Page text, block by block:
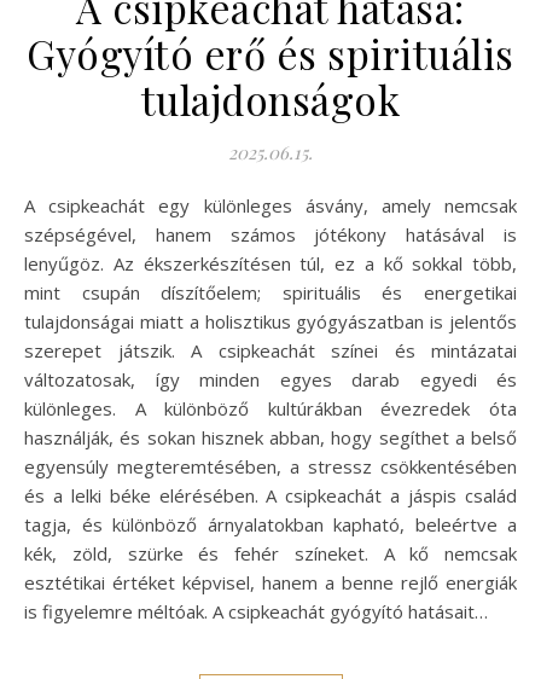
Gyógyító erő és spirituális
tulajdonságok
2025.06.15.
A csipkeachát egy különleges ásvány, amely nemcsak
szépségével, hanem számos jótékony hatásával is
lenyűgöz. Az ékszerkészítésen túl, ez a kő sokkal több,
mint csupán díszítőelem; spirituális és energetikai
tulajdonságai miatt a holisztikus gyógyászatban is jelentős
szerepet játszik. A csipkeachát színei és mintázatai
változatosak, így minden egyes darab egyedi és
különleges. A különböző kultúrákban évezredek óta
használják, és sokan hisznek abban, hogy segíthet a belső
egyensúly megteremtésében, a stressz csökkentésében
és a lelki béke elérésében. A csipkeachát a jáspis család
tagja, és különböző árnyalatokban kapható, beleértve a
kék, zöld, szürke és fehér színeket. A kő nemcsak
esztétikai értéket képvisel, hanem a benne rejlő energiák
is figyelemre méltóak. A csipkeachát gyógyító hatásait…